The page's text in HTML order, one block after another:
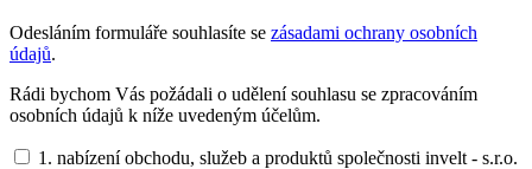
Odesláním formuláře souhlasíte se zásadami ochrany osobních
údajů.
Rádi bychom Vás požádali o udělení souhlasu se zpracováním
osobních údajů k níže uvedeným účelům.
1. nabízení obchodu, služeb a produktů společnosti invelt - s.r.o.